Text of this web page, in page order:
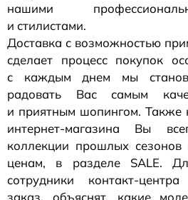
нашими
и стилистами.
Доставка с возможностью
сделает процесс покупок
с каждым днем мы
радовать Вас самым
и приятным шопингом. Также
интернет-магазина Вы
коллекции прошлых сезонов
ценам, в разделе SALE.
сотрудники контакт-центра
заказ, объяснят, какие